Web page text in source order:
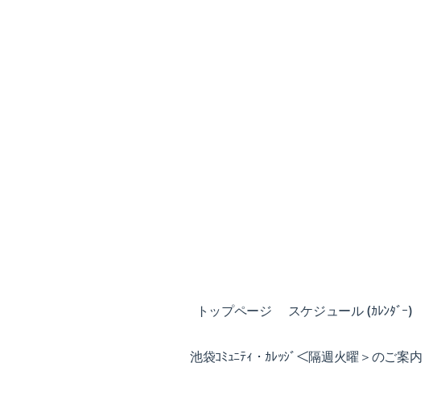
トップページ スケジュール (ｶﾚﾝﾀﾞｰ)
池袋ｺﾐｭﾆﾃｨ・ｶﾚｯｼﾞ＜隔週火曜＞のご案内